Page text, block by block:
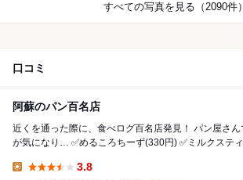
すべての写真を見る（2090件）
口コミ
阿蘇のパン百名店
近くを通った際に、食べログ百名店発見！ パン屋さんで百名店とは！？
が気になり… ✅めるころちーず(330円) ✅ミルクスティック(250円) ころ
3.8